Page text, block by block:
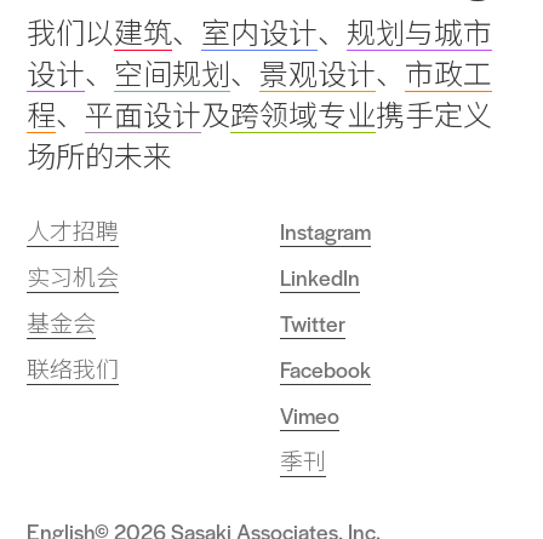
我们以建筑、 室内设计、 规划与城市
设计、 空间规划 、 景观设计、 市政工
程、 平面设计及跨领域专业携手定义
场所的未来
人才招聘
实习机会
基金会
联络我们
Instagram
LinkedIn
Twitter
Facebook
Vimeo
季刊
© 2026 Sasaki Associates, Inc.
English
Back
to
top